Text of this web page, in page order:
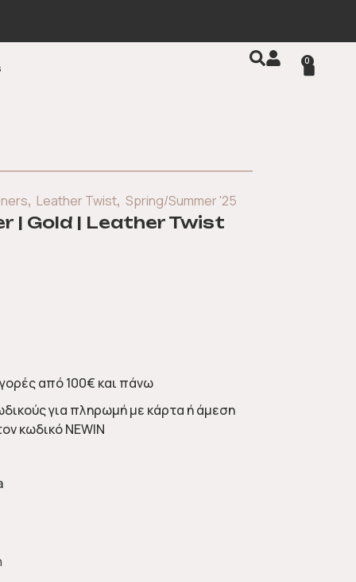
0
, Leather Twist, Spring/Summer '25
| Gold | Leather Twist
από 100€ και πάνω
για πληρωμή με κάρτα ή άμεση
κωδικό NEWIN